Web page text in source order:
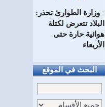
= وزارة الطوارئ تحذر:
البلاد تتعرض لكتلة
هوائية حارة حتى
الأربعاء
البحث في الموقع